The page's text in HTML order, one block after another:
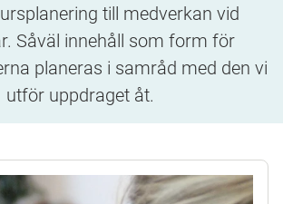
till medverkan vid
Såväl innehåll som form för
planeras i samråd med den vi
utför uppdraget åt.